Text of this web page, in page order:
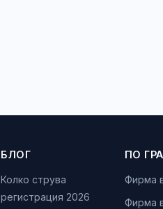
БЛОГ
Колко струва
регистрация 2026
ПО
Фирма
Фирма